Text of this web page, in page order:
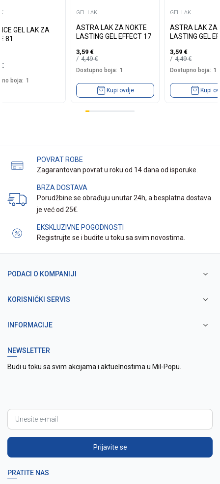
GEL LAK ZA
81
€
boja: 1
GEL LAK
ASTRA LAK ZA NOKTE
LASTING GEL EFFECT 17
3,59 €
4,49€
Dostupno boja: 1
Kupi ovdje
GEL LAK
ASTRA LAK ZA
LASTING GEL
3,59 €
4,49€
Dostupno boja: 1
Kupi
POVRAT ROBE
Zagarantovan povrat u roku od 14 dana od isporuke.
BRZA DOSTAVA
Porudžbine se obrađuju unutar 24h, a besplatna dostava
je već od 25€.
EKSKLUZIVNE POGODNOSTI
Registrujte se i budite u toku sa svim novostima.
PODACI O KOMPANIJI
KORISNIČKI SERVIS
INFORMACIJE
NEWSLETTER
Budi u toku sa svim akcijama i aktuelnostima u Mil-Popu.
Prijavite se
PRATITE NAS